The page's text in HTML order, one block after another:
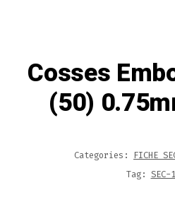
Cosses
(50)
Categories: FICHE
Tag: SEC-